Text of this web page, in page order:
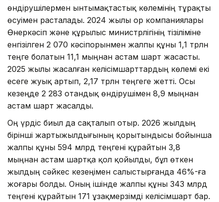
өндірушілермен ынтымақтастық көлемінің тұрақты
өсуімен расталады. 2024 жылы Қор компаниялары
Өнеркәсіп және құрылыс министрлігінің тізіліміне
енгізілген 2 070 кәсіпорынмен жалпы құны 1,1 трлн
теңге болатын 11,1 мыңнан астам шарт жасасты.
2025 жылы жасалған келісімшарттардың көлемі екі
есеге жуық артып, 2,17 трлн теңгеге жетті. Осы
кезеңде 2 283 отандық өндірушімен 8,9 мыңнан
астам шарт жасалды.
Оң үрдіс биыл да сақталып отыр. 2026 жылдың
бірінші жартыжылдығының қорытындысы бойынша
жалпы құны 594 млрд теңгені құрайтын 3,8
мыңнан астам шартқа қол қойылды, бұл өткен
жылдың сәйкес кезеңімен салыстырғанда 46%-ға
жоғары болды. Оның ішінде жалпы құны 343 млрд
теңгені құрайтын 171 ұзақмерзімді келісімшарт бар.